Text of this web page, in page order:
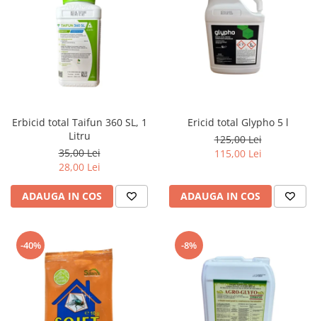
Erbicid total Taifun 360 SL, 1
Litru
35,00 Lei
28,00 Lei
ADAUGA IN COS
Ericid total Glypho 5 l
125,00 Lei
115,00 Lei
ADAUGA IN COS
-40% -8%